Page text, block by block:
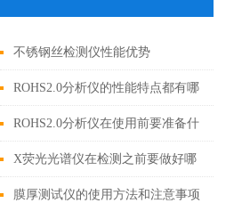
不锈钢丝检测仪性能优势
ROHS2.0分析仪的性能特点都有哪
些呢？
ROHS2.0分析仪在使用前要准备什
么你知道吗？
X荧光光谱仪在检测之前要做好哪
些事项呢？
膜厚测试仪的使用方法和注意事项